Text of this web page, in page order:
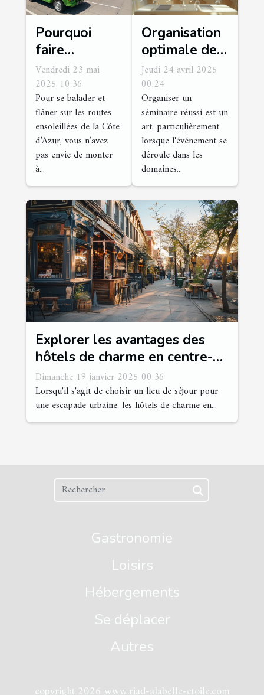
Pourquoi
faire
confiance à
Méhariviera
pour la
location
d’une Méhari
?
Vendredi 23 mai
2025 10:36
Pour se balader et
flâner sur les routes
ensoleillées de la Côte
d’Azur, vous n’avez
pas envie de monter
à...
Organisation
optimale de
séminaires
dans des
domaines
français
Jeudi 24 avril 2025
00:24
Organiser un
séminaire réussi est un
art, particulièrement
lorsque l'événement se
déroule dans les
domaines...
Explorer les avantages des
hôtels de charme en centre-
ville pour un séjour idéal
Dimanche 19 janvier 2025 00:36
Lorsqu'il s'agit de choisir un lieu de séjour pour
une escapade urbaine, les hôtels de charme en...
Gastronomie
Loisirs
Hébergements
Se déplacer
Autres